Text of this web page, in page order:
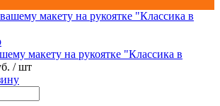
макету на рукоятке "Классика в
/ шт